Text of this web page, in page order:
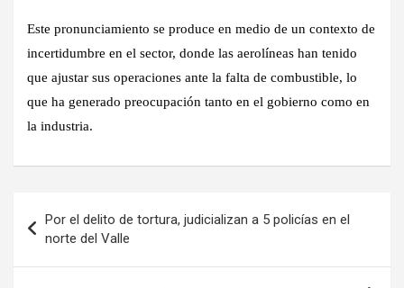
Este pronunciamiento se produce en medio de un contexto de
incertidumbre en el sector, donde las aerolíneas han tenido
que ajustar sus operaciones ante la falta de combustible, lo
que ha generado preocupación tanto en el gobierno como en
la industria.
de
entradas
Por el delito de tortura, judicializan a 5 policías en el
norte del Valle